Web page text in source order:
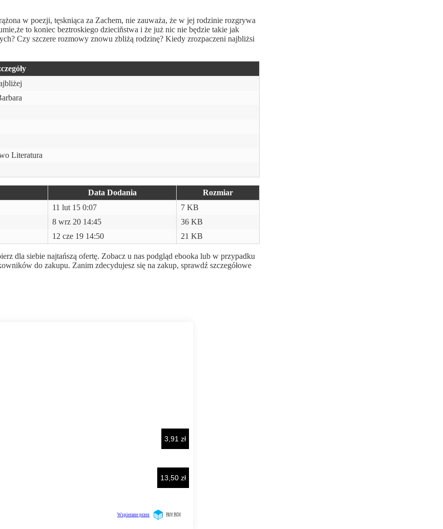
w poezji, tęskniąca za Zachem, nie zauważa, że w jej rodzinie rozgrywa
to koniec beztroskiego dzieciñstwa i że już nic nie będzie takie jak
Czy szczere rozmowy znowu zbliżą rodzinę? Kiedy zrozpaczeni najbliżsi
Literatura
Data Dodania
Rozmiar
11 lut 15 0:07
7 KB
8 wrz 20 14:45
36 KB
12 cze 19 14:50 21 KB
dla siebie najtańszą ofertę. Zobacz u nas podgląd ebooka lub w przypadku
do zakupu. Zanim zdecydujesz się na zakup, sprawdź szczegółowe